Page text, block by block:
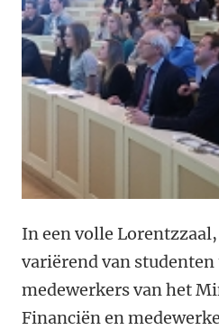
In een volle
variërend van
medewerkers van het
Financiën en